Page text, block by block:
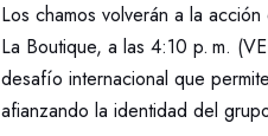
Los chamos volverán a la
La Boutique, a las 4:10 p. m.
desafío internacional que
afianzando la identidad del